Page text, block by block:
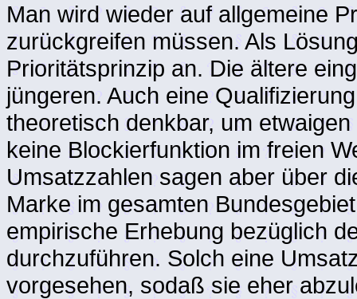
Man wird wieder auf allgemeine
zurückgreifen müssen. Als
Prioritätsprinzip an. Die ältere
jüngeren. Auch eine
theoretisch denkbar, um
keine Blockierfunktion im freien
Umsatzzahlen sagen aber über
Marke im gesamten
empirische Erhebung bezüglich
durchzuführen. Solch eine
vorgesehen, sodaß sie eher